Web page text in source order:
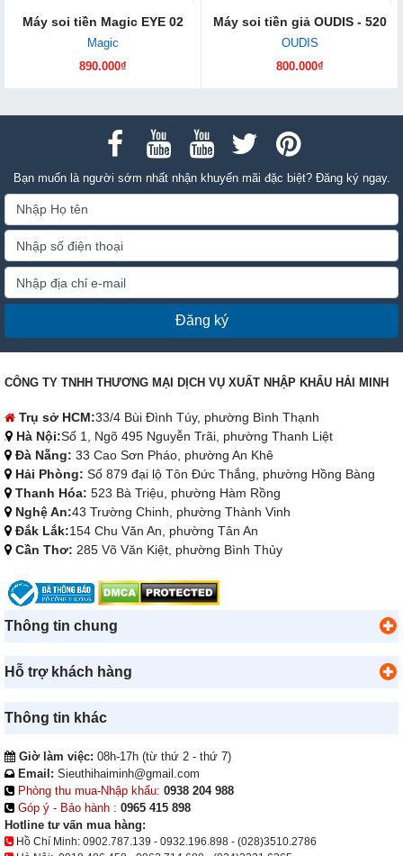
Máy soi tiền Magic EYE 02
Magic
890.000₫
Máy soi tiền giả OUDIS - 520
OUDIS
800.000₫
Bạn muốn là người sớm nhất nhận khuyến mãi đặc biệt? Đăng ký ngay.
Đăng ký
CÔNG TY TNHH THƯƠNG MẠI DỊCH VỤ XUẤT NHẬP KHẨU HẢI MINH
Trụ sở HCM:33/4 Bùi Đình Túy, phường Bình Thạnh
Hà Nội:Số 1, Ngõ 495 Nguyễn Trãi, phường Thanh Liệt
Đà Nẵng: 33 Cao Sơn Pháo, phường An Khê
Hải Phòng: Số 879 đại lộ Tôn Đức Thắng, phường Hồng Bàng
Thanh Hóa: 523 Bà Triệu, phường Hàm Rồng
Nghệ An:43 Trường Chinh, phường Thành Vinh
Đắk Lắk:154 Chu Văn An, phường Tân An
Cần Thơ: 285 Võ Văn Kiệt, phường Bình Thủy
Thông tin chung
Hỗ trợ khách hàng
Thông tin khác
Giờ làm việc: 08h-17h (từ thứ 2 - thứ 7)
Email: Sieuthihaiminh@gmail.com
Phòng thu mua-Nhập khẩu: 0938 204 988
Góp ý - Bảo hành : 0965 415 898
Hotline tư vấn mua hàng:
Hồ Chí Minh: 0902.787.139 - 0932.196.898 - (028)3510.2786